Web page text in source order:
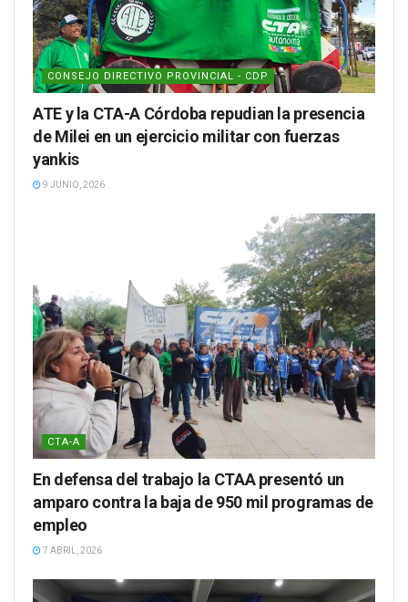
CONSEJO DIRECTIVO PROVINCIAL - CDP
ATE y la CTA-A Córdoba repudian la presencia
de Milei en un ejercicio militar con fuerzas
yankis
9 JUNIO, 2026
CTA-A
En defensa del trabajo la CTAA presentó un
amparo contra la baja de 950 mil programas de
empleo
7 ABRIL, 2026